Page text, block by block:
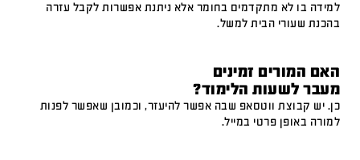
למידה בו לא מתקדמים בחומר אלא ניתנת אפשרות לקבל עזרה
בהכנת שעורי הבית למשל.
האם המורים זמינים
מעבר לשעות הלימוד?
כן. יש קבוצת ווטסאפ שבה אפשר להיעזר, וכמובן שאפשר לפנות
למורה באופן פרטי במייל.